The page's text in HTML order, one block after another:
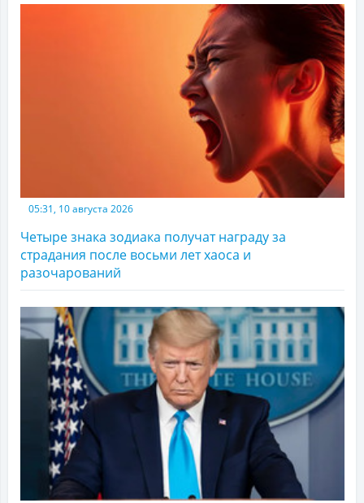
05:31, 10 августа 2026
Четыре знака зодиака получат награду за
страдания после восьми лет хаоса и
разочарований